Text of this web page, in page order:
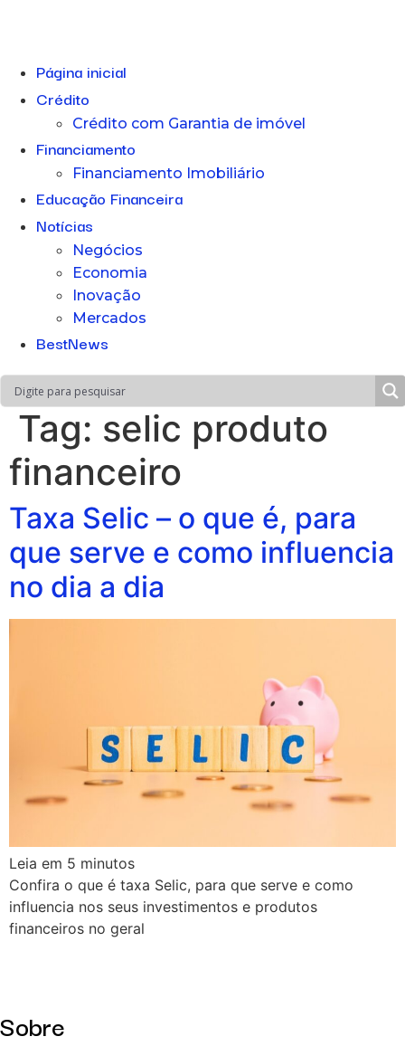
Página inicial
Crédito
Crédito com Garantia de imóvel
Financiamento
Financiamento Imobiliário
Educação Financeira
Notícias
Negócios
Economia
Inovação
Mercados
BestNews
Tag: selic produto
financeiro
Taxa Selic – o que é, para
que serve e como influencia
no dia a dia
Leia em 5 minutos
Confira o que é taxa Selic, para que serve e como
influencia nos seus investimentos e produtos
financeiros no geral
Sobre